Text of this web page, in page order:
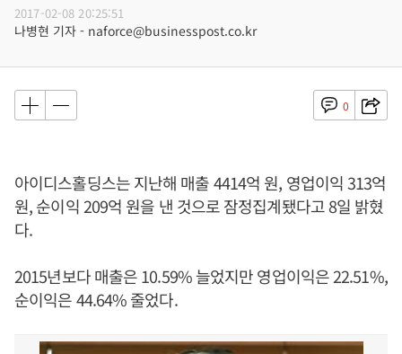
2017-02-08 20:25:51
나병현 기자 - naforce@businesspost.co.kr
0
아이디스홀딩스는 지난해 매출 4414억 원, 영업이익 313억
원, 순이익 209억 원을 낸 것으로 잠정집계됐다고 8일 밝혔
다.
2015년보다 매출은 10.59% 늘었지만 영업이익은 22.51%,
순이익은 44.64% 줄었다.